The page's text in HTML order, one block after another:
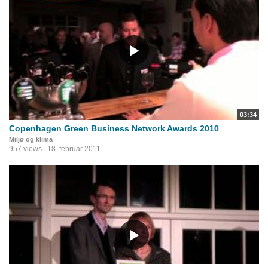
03:34
Copenhagen Green Business Network Awards 2010
Miljø og klima
957 views 18. februar 2011